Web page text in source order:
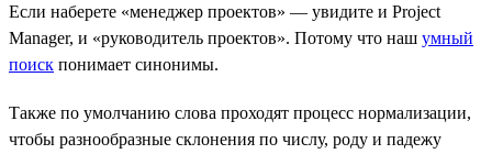
Если наберете «менеджер проектов» — увидите и Project
Manager, и «руководитель проектов». Потому что наш умный
поиск понимает синонимы.
Также по умолчанию слова проходят процесс нормализации,
чтобы разнообразные склонения по числу, роду и падежу